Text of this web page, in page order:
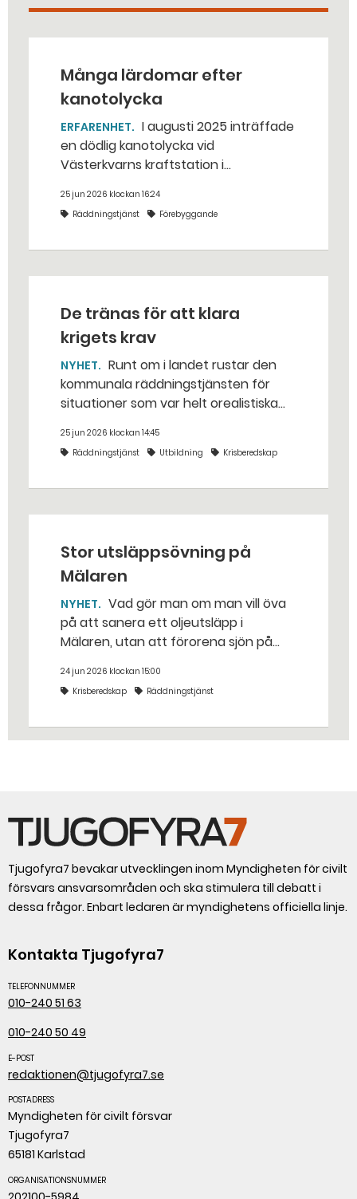
Många lärdomar efter
kanotolycka
ERFARENHET
en dödlig kanotolycka vid
Västerkvarns kraftstation i
25 jun 2026 klockan 16:24
Räddningstjänst
Förebyggande
De tränas för att klara
krigets krav
NYHET
kommunala räddningstjänsten för
situationer som var helt orealistiska
bakhåll, utspridda granater och hot
från livsfarliga drönare i det
25 jun 2026 klockan 14:45
Räddningstjänst
Utbildning Krisberedskap
Stor utsläppsövning på
Mälaren
NYHET
på att sanera ett oljeutsläpp i
Mälaren, utan att förorena sjön på
stället. Det gjorde räddningstjänsten i
Eskilstuna – tio kubikmeter närmare
24 jun 2026 klockan 15:00
Krisberedskap
Räddningstjänst
Tjugofyra7 bevakar utvecklingen inom Myndigheten för civilt
försvars ansvarsområden och ska stimulera till debatt i
dessa frågor. Enbart ledaren är myndighetens officiella linje.
Kontakta Tjugofyra7
TELEFONNUMMER
010-240 51 63
010-240 50 49
E-POST
redaktionen@tjugofyra7.se
POSTADRESS
Myndigheten för civilt försvar
Tjugofyra7
65181 Karlstad
ORGANISATIONSNUMMER